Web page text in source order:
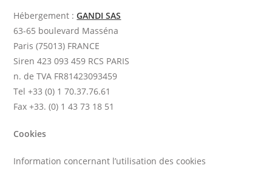
Hébergement :GANDI SAS
63-65 boulevard Masséna
Paris (75013) FRANCE
Siren 423 093 459 RCS PARIS
n. de TVA FR81423093459
Tel +33 (0) 1 70.37.76.61
Fax +33. (0) 1 43 73 18 51
Cookies
Information concernant l’utilisation des cookies